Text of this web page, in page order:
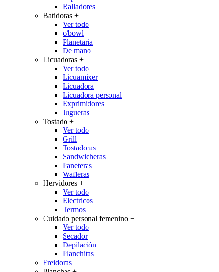
Ralladores
Batidoras +
Ver todo
c/bowl
Planetaria
De mano
Licuadoras +
Ver todo
Licuamixer
Licuadora
Licuadora personal
Exprimidores
Jugueras
Tostado +
Ver todo
Grill
Tostadoras
Sandwicheras
Paneteras
Wafleras
Hervidores +
Ver todo
Eléctricos
Termos
Cuidado personal femenino +
Ver todo
Secador
Depilación
Planchitas
Freidoras